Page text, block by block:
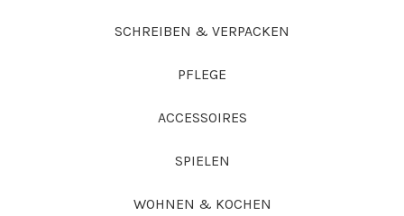
SCHREIBEN & VERPACKEN
PFLEGE
ACCESSOIRES
SPIELEN
WOHNEN & KOCHEN